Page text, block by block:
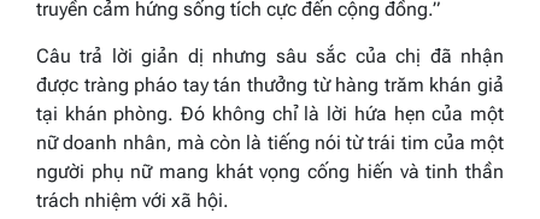
truyền cảm hứng sống tích cực đến cộng đồng.”
Câu trả lời giản dị nhưng sâu sắc của chị đã nhận
được tràng pháo tay tán thưởng từ hàng trăm khán giả
tại khán phòng. Đó không chỉ là lời hứa hẹn của một
nữ doanh nhân, mà còn là tiếng nói từ trái tim của một
người phụ nữ mang khát vọng cống hiến và tinh thần
trách nhiệm với xã hội.